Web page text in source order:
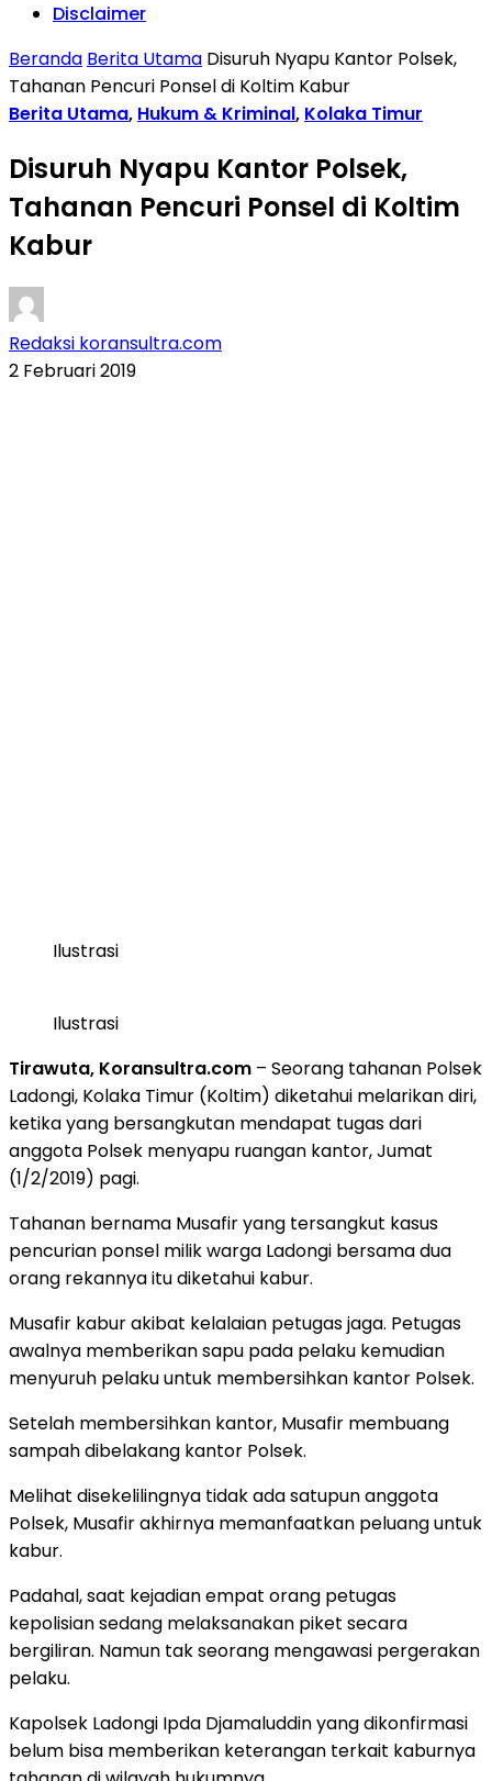
Disclaimer
Beranda Berita Utama Disuruh Nyapu Kantor Polsek,
Tahanan Pencuri Ponsel di Koltim Kabur
Berita Utama, Hukum & Kriminal, Kolaka Timur
Disuruh Nyapu Kantor Polsek,
Tahanan Pencuri Ponsel di Koltim
Kabur
Redaksi koransultra.com
2 Februari 2019
Ilustrasi
Ilustrasi
Tirawuta, Koransultra.com – Seorang tahanan Polsek
Ladongi, Kolaka Timur (Koltim) diketahui melarikan diri,
ketika yang bersangkutan mendapat tugas dari
anggota Polsek menyapu ruangan kantor, Jumat
(1/2/2019) pagi.
Tahanan bernama Musafir yang tersangkut kasus
pencurian ponsel milik warga Ladongi bersama dua
orang rekannya itu diketahui kabur.
Musafir kabur akibat kelalaian petugas jaga. Petugas
awalnya memberikan sapu pada pelaku kemudian
menyuruh pelaku untuk membersihkan kantor Polsek.
Setelah membersihkan kantor, Musafir membuang
sampah dibelakang kantor Polsek.
Melihat disekelilingnya tidak ada satupun anggota
Polsek, Musafir akhirnya memanfaatkan peluang untuk
kabur.
Padahal, saat kejadian empat orang petugas
kepolisian sedang melaksanakan piket secara
bergiliran. Namun tak seorang mengawasi pergerakan
pelaku.
Kapolsek Ladongi Ipda Djamaluddin yang dikonfirmasi
belum bisa memberikan keterangan terkait kaburnya